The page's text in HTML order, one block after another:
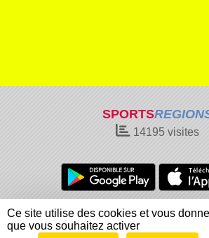
SPORTS
14195visites
Charte cookies
Gestion
Informations légales
Signaler un
Ce site utilise des cookies et vous
que vous souhaitez activer